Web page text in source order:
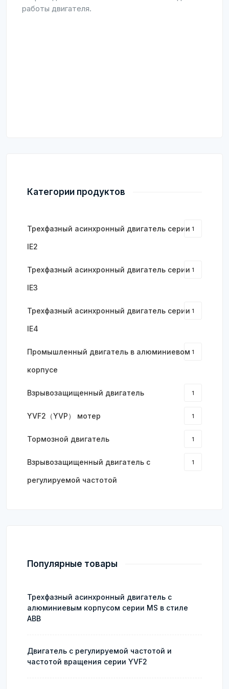
работы двигателя.
Категории продуктов
Трехфазный асинхронный двигатель серии
IE2
1
Трехфазный асинхронный двигатель серии
IE3
1
Трехфазный асинхронный двигатель серии
IE4
1
Промышленный двигатель в алюминиевом
корпусе
1
Взрывозащищенный двигатель 1
YVF2（YVP） мотер 1
Тормозной двигатель 1
Взрывозащищенный двигатель с
регулируемой частотой
1
Популярные товары
Трехфазный асинхронный двигатель с
алюминиевым корпусом серии MS в стиле
ABB
Двигатель с регулируемой частотой и
частотой вращения серии YVF2